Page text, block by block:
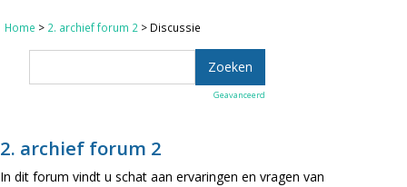
Home > 2. archief forum 2 > Discussie
Geavanceerd
2. archief forum 2
In dit forum vindt u schat aan ervaringen en vragen van